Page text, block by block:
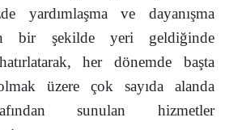
yardımlaşma ve dayanışma
bir şekilde yeri geldiğinde
her dönemde başta
üzere çok sayıda alanda
sunulan hizmetler